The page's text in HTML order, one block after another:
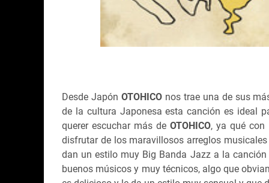
Desde Japón OTOHICO nos trae una de sus
de la cultura Japonesa esta canción es ideal
querer escuchar más deOTOHICO, ya qué con
disfrutar de los maravillosos arreglos
dan un estilo muy Big Banda Jazz a la
buenos músicos y muy técnicos, algo que